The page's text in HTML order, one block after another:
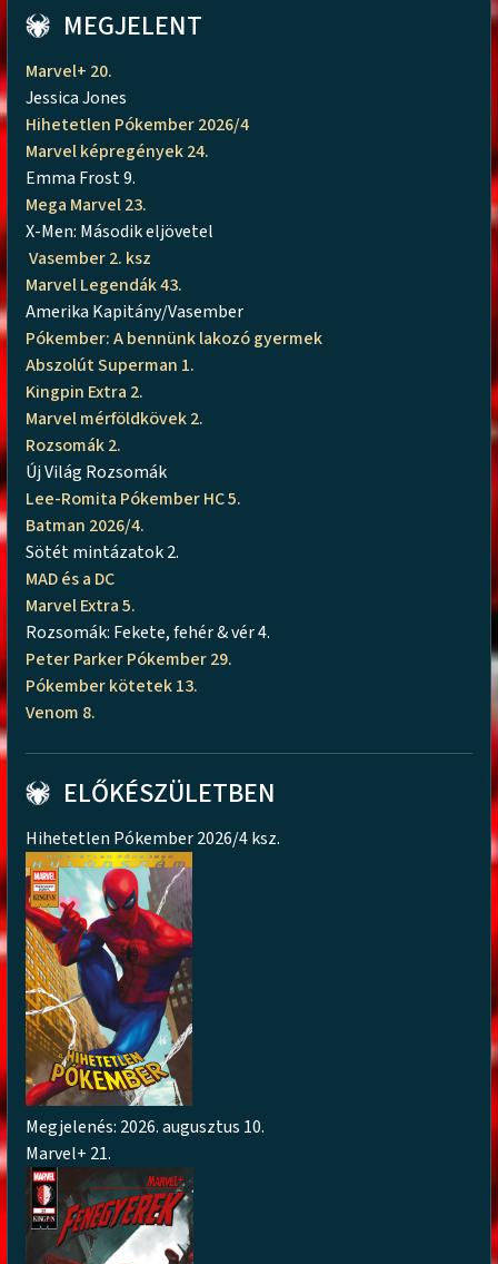
MEGJELENT
Marvel+ 20.
Jessica Jones
Hihetetlen Pókember 2026/4
Marvel képregények 24.
Emma Frost 9.
Mega Marvel 23.
X-Men: Második eljövetel
Vasember 2. ksz
Marvel Legendák 43.
Amerika Kapitány/Vasember
Pókember: A bennünk lakozó gyermek
Abszolút Superman 1.
Kingpin Extra 2.
Marvel mérföldkövek 2.
Rozsomák 2.
Új Világ Rozsomák
Lee-Romita Pókember HC 5.
Batman 2026/4.
Sötét mintázatok 2.
MAD és a DC
Marvel Extra 5.
Rozsomák: Fekete, fehér & vér 4.
Peter Parker Pókember 29.
Pókember kötetek 13.
Venom 8.
ELŐKÉSZÜLETBEN
Hihetetlen Pókember 2026/4 ksz.
Megjelenés: 2026. augusztus 10.
Marvel+ 21.